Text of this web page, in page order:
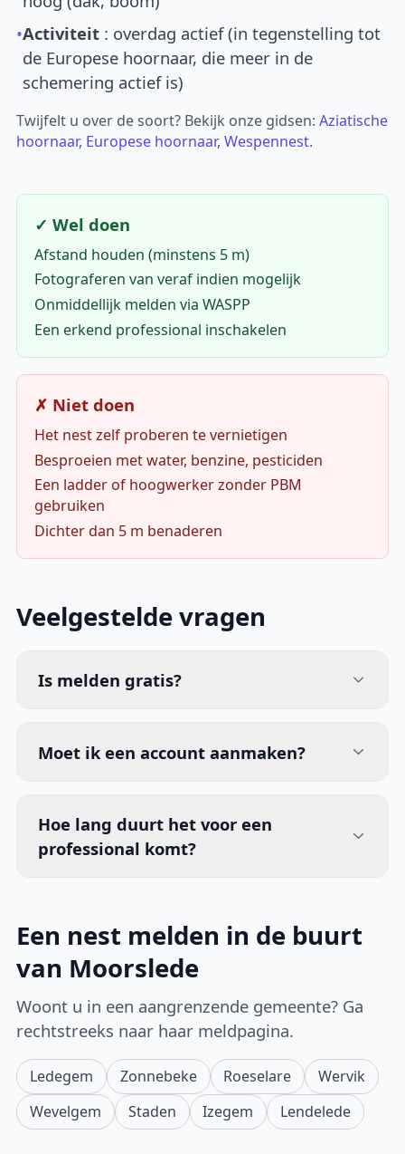
•Activiteit : overdag actief (in tegenstelling tot
de Europese hoornaar, die meer in de
schemering actief is)
Twijfelt u over de soort? Bekijk onze gidsen:Aziatische
hoornaar, Europese hoornaar,Wespennest.
✓ Wel doen
Afstand houden (minstens 5 m)
Fotograferen van veraf indien mogelijk
Onmiddellijk melden via WASPP
Een erkend professional inschakelen
✗ Niet doen
Het nest zelf proberen te vernietigen
Besproeien met water, benzine, pesticiden
Een ladder of hoogwerker zonder PBM
gebruiken
Dichter dan 5 m benaderen
Veelgestelde vragen
Is melden gratis?
Moet ik een account aanmaken?
Hoe lang duurt het voor een
professional komt?
Een nest melden in de buurt
van Moorslede
Woont u in een aangrenzende gemeente? Ga
rechtstreeks naar haar meldpagina.
Ledegem Zonnebeke Roeselare
Wervik
Wevelgem
Staden Izegem Lendelede